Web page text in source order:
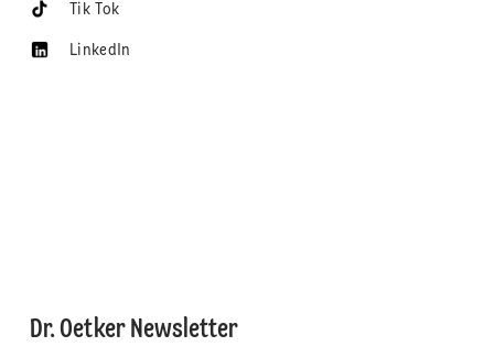
Tik Tok
LinkedIn
Dr. Oetker Newsletter